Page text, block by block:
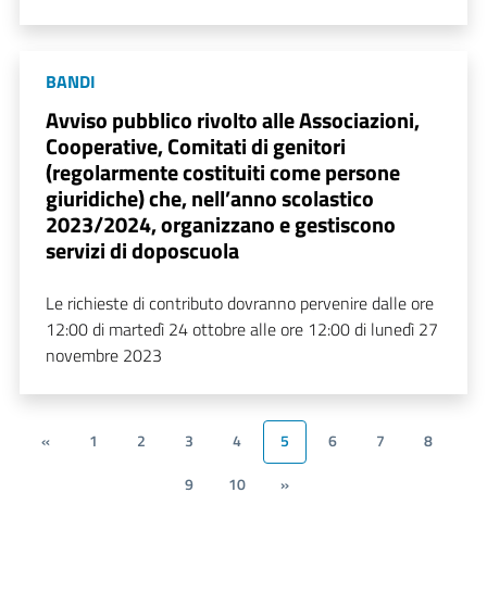
BANDI
Avviso pubblico rivolto alle Associazioni,
Cooperative, Comitati di genitori
(regolarmente costituiti come persone
giuridiche) che, nell’anno scolastico
2023/2024, organizzano e gestiscono
servizi di doposcuola
Le richieste di contributo dovranno pervenire dalle ore
12:00 di martedì 24 ottobre alle ore 12:00 di lunedì 27
novembre 2023
« 1 2 3 4 5 6 7
8
9
10 »